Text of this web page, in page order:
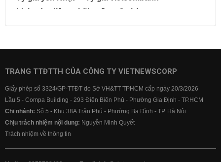
Lịch cúp điện
Lãi suất ngân hàng
Lãi suất tiết kiệm
Lãi suất tiền gửi
Lãi suất ngân hàng BIDV
Lãi suất ngân hàng Vietcombank
TRANG TTĐTTH CỦA CÔNG TY VIETNEWSCORP
Giấy phép số 3324/GP-TTĐT do Sở VH&TT TPHCM cấp ngày 20/3/2026
Lầu 5 - Compa Building - 293 Điện Biên Phủ - Phường Gia Định - TP.HCM
Chi nhánh: Số 5 - Khu 38A Trần Phú - Phường Ba Đình - TP. Hà Nội
Chịu trách nhiệm nội dung: Nguyễn Minh Quyết
Trách nhiệm về thông tin